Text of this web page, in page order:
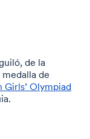
de la
de
Girls’ Olympiad